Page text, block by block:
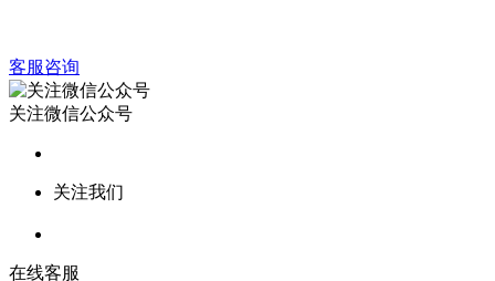
客服咨询
关注微信公众号
关注我们
在线客服